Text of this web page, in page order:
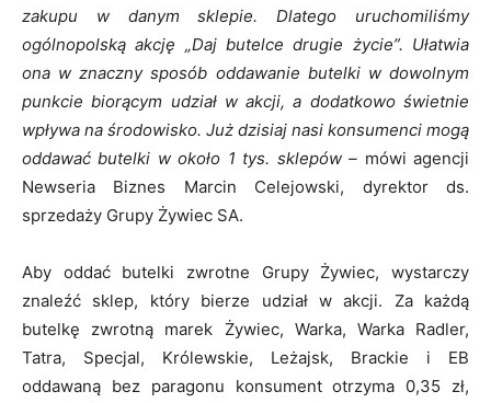
zakupu w danym sklepie. Dlatego uruchomiliśmy
ogólnopolską akcję „Daj butelce drugie życie”. Ułatwia
ona w znaczny sposób oddawanie butelki w dowolnym
punkcie biorącym udział w akcji, a dodatkowo świetnie
wpływa na środowisko. Już dzisiaj nasi konsumenci mogą
oddawać butelki w około 1 tys. sklepów – mówi agencji
Newseria Biznes Marcin Celejowski, dyrektor ds.
sprzedaży Grupy Żywiec SA.
Aby oddać butelki zwrotne Grupy Żywiec, wystarczy
znaleźć sklep, który bierze udział w akcji. Za każdą
butelkę zwrotną marek Żywiec, Warka, Warka Radler,
Tatra, Specjal, Królewskie, Leżajsk, Brackie i EB
oddawaną bez paragonu konsument otrzyma 0,35 zł,